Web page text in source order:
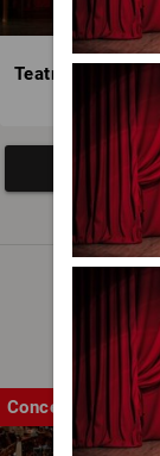
Teatrul
Concert